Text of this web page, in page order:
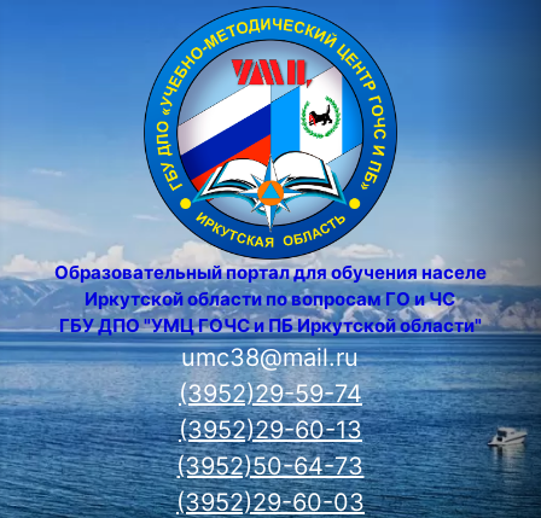
Образовательный портал для обучения населения
Иркутской области по вопросам ГО и ЧС
ГБУ ДПО "УМЦ ГОЧС и ПБ Иркутской области"
umc38@mail.ru
(3952)29-59-74
(3952)29-60-13
(3952)50-64-73
(3952)29-60-03